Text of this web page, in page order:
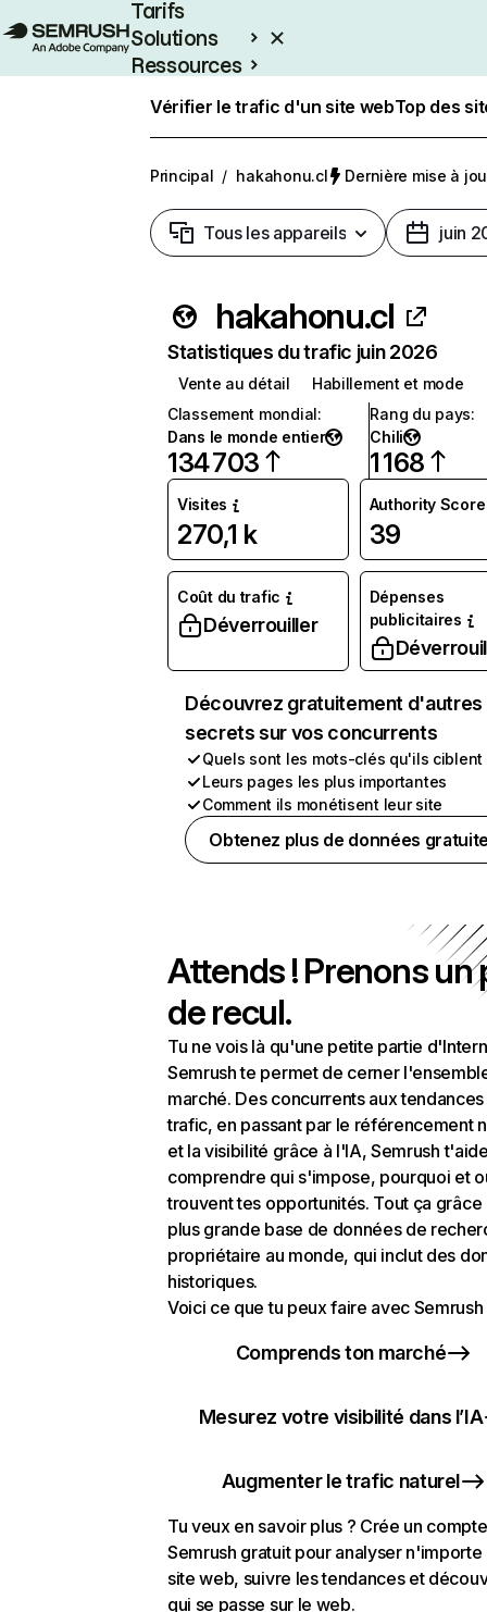
Tarifs
Solutions
Ressources
Vérifier le trafic d'un site webTop des
Principal / hakahonu.cl Dernière mise à
Tous les appareils juin
hakahonu.cl
Statistiques du trafic juin 2026
Vente au détail
Habillement et mode
Classement mondial:
Dans le monde entier
134 703
Rang du pays:
Chili
1 168
Visites
270,1 k
Authority Score
39
Coût du trafic
Déverrouiller
Dépenses
publicitaires
Découvrez gratuitement d'autres
secrets sur vos concurrents
Quels sont les mots-clés qu'ils ciblent
Leurs pages les plus importantes
Comment ils monétisent leur site
Obtenez plus de données
Attends ! Prenons un
de recul.
Tu ne vois là qu'une petite partie
Semrush te permet de cerner
marché. Des concurrents aux
trafic, en passant par le référencement
et la visibilité grâce à l'IA, Semrush
comprendre qui s'impose, pourquoi et
trouvent tes opportunités. Tout ça grâce
plus grande base de données de
propriétaire au monde, qui inclut des
historiques.
Voici ce que tu peux faire avec Semrush
Comprends ton marché
Mesurez votre visibilité dans l’IA
Augmenter le trafic naturel
Tu veux en savoir plus ? Crée un compte
Semrush gratuit pour analyser n'importe
site web, suivre les tendances et
qui se passe sur le web.